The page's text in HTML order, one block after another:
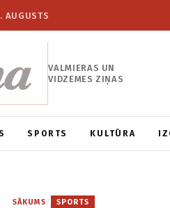
AUGUSTS
VALMIERAS UN
VIDZEMES ZIŅAS
SPORTS KULTŪRA
SĀKUMS / SPORTS